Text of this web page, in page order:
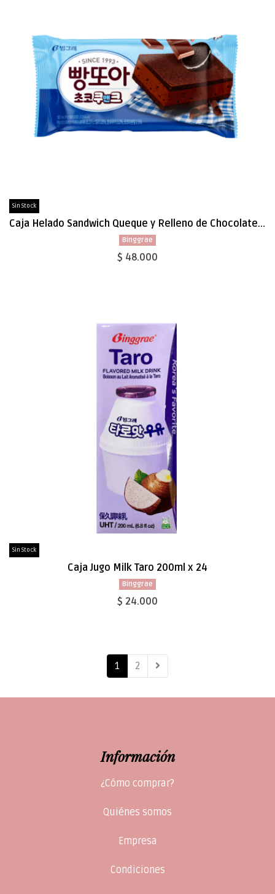
Sin Stock
Caja Helado Sandwich Queque y Relleno de Chocolate 180ml x 24 (41522)
Binggrae
$ 48.000
Sin Stock
Caja Jugo Milk Taro 200ml x 24
Binggrae
$ 24.000
1 2
Información
¿Cómo comprar?
Quiénes somos
Empresa
Condiciones